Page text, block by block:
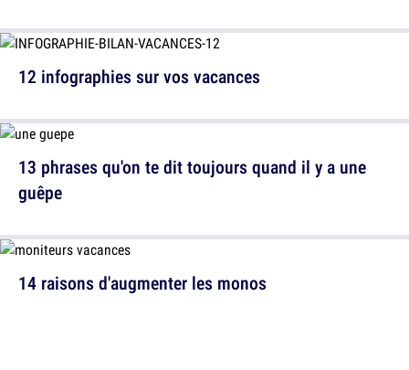
13 phrases qu'on te dit toujours quand il y a une
guêpe
12 infographies sur vos vacances
14 raisons d'augmenter les monos